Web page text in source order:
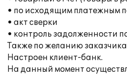
• по исходящим платежным
• акт сверки
• контроль задолженности
Также по желанию
Настроен клиент-банк.
На данный момент